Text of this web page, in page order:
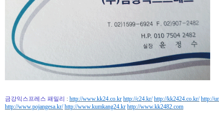
금강익스프레스 패밀리 : http://www.kk24.co.kr http://c24.kr/ http://kk2424.co.kr/ http://
http://www.pojangesa.kr/ http://www.kumkang24.kr http://www.kk2482.com